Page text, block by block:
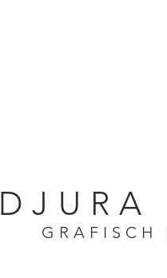
DJURA
GRAFISCH